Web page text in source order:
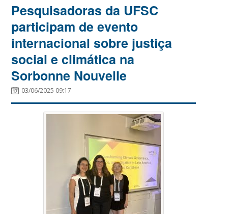
Pesquisadoras da UFSC
participam de evento
internacional sobre justiça
social e climática na
Sorbonne Nouvelle
03/06/2025 09:17